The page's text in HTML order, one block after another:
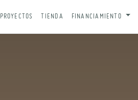
PROYECTOS TIENDA FINANCIAMIENTO